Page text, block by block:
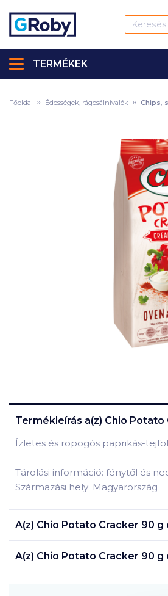
TERMÉKEK
Főoldal Édességek, rágcsálnivalók Chips,
Termékleírás a(z) Chio Potato
Ízletes és ropogós paprikás-
Tárolási információ: fénytől és
Származási hely: Magyarország
A(z) Chio Potato Cracker 90 g
A(z) Chio Potato Cracker 90 g